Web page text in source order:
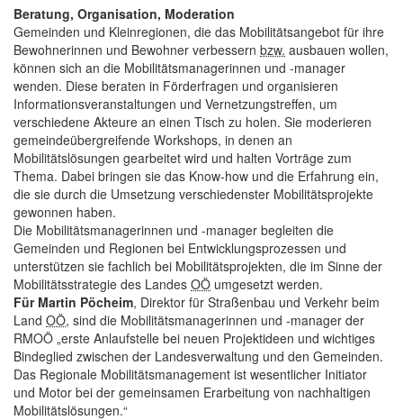
Beratung, Organisation, Moderation
Gemeinden und Kleinregionen, die das Mobilitätsangebot für ihre
Bewohnerinnen und Bewohner verbessern bzw. ausbauen wollen,
können sich an die Mobilitätsmanagerinnen und -manager
wenden. Diese beraten in Förderfragen und organisieren
Informationsveranstaltungen und Vernetzungstreffen, um
verschiedene Akteure an einen Tisch zu holen. Sie moderieren
gemeindeübergreifende Workshops, in denen an
Mobilitätslösungen gearbeitet wird und halten Vorträge zum
Thema. Dabei bringen sie das Know-how und die Erfahrung ein,
die sie durch die Umsetzung verschiedenster Mobilitätsprojekte
gewonnen haben.
Die Mobilitätsmanagerinnen und -manager begleiten die
Gemeinden und Regionen bei Entwicklungsprozessen und
unterstützen sie fachlich bei Mobilitätsprojekten, die im Sinne der
Mobilitätsstrategie des Landes OÖ umgesetzt werden.
Für Martin Pöcheim, Direktor für Straßenbau und Verkehr beim
Land OÖ, sind die Mobilitätsmanagerinnen und -manager der
RMOÖ „erste Anlaufstelle bei neuen Projektideen und wichtiges
Bindeglied zwischen der Landesverwaltung und den Gemeinden.
Das Regionale Mobilitätsmanagement ist wesentlicher Initiator
und Motor bei der gemeinsamen Erarbeitung von nachhaltigen
Mobilitätslösungen.“